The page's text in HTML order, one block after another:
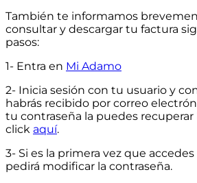
También te informamos
consultar y descargar tu factura
pasos:
1- Entra en Mi Adamo
2- Inicia sesión con tu usuario y
habrás recibido por correo
tu contraseña la puedes
click aquí.
3- Si es la primera vez que accedes
pedirá modificar la contraseña.